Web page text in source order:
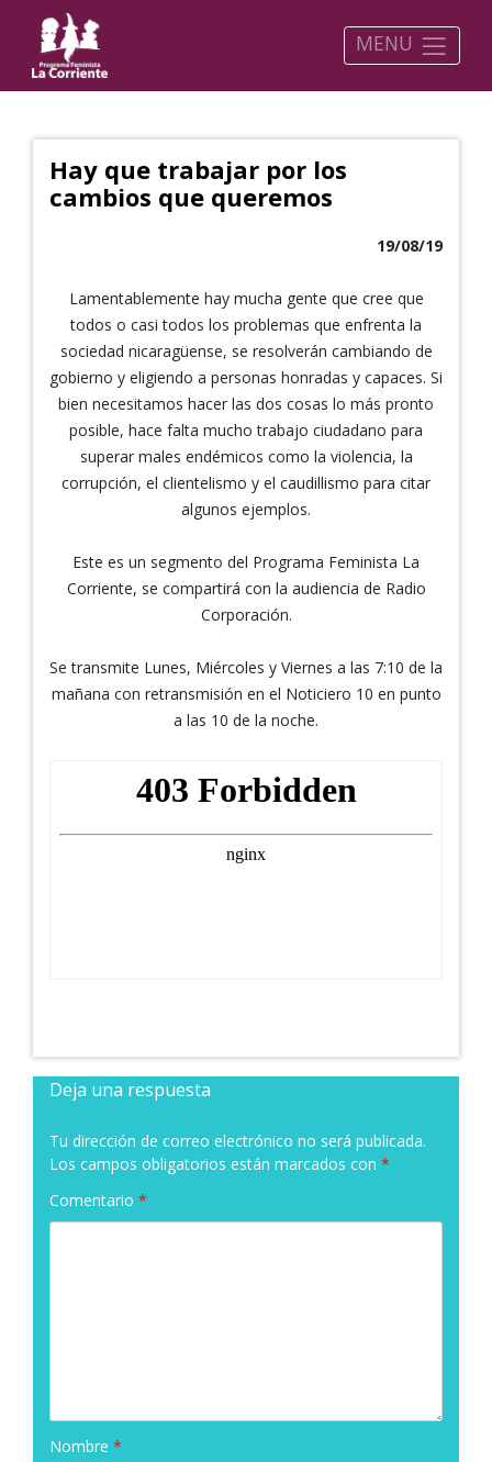
MENU
Hay que trabajar por los
cambios que queremos
19/08/19
Lamentablemente hay mucha gente que cree que
todos o casi todos los problemas que enfrenta la
sociedad nicaragüense, se resolverán cambiando de
gobierno y eligiendo a personas honradas y capaces. Si
bien necesitamos hacer las dos cosas lo más pronto
posible, hace falta mucho trabajo ciudadano para
superar males endémicos como la violencia, la
corrupción, el clientelismo y el caudillismo para citar
algunos ejemplos.
Este es un segmento del Programa Feminista La
Corriente, se compartirá con la audiencia de Radio
Corporación.
Se transmite Lunes, Miércoles y Viernes a las 7:10 de la
mañana con retransmisión en el Noticiero 10 en punto
a las 10 de la noche.
Deja una respuesta
Tu dirección de correo electrónico no será publicada.
Los campos obligatorios están marcados con *
Comentario *
Nombre *